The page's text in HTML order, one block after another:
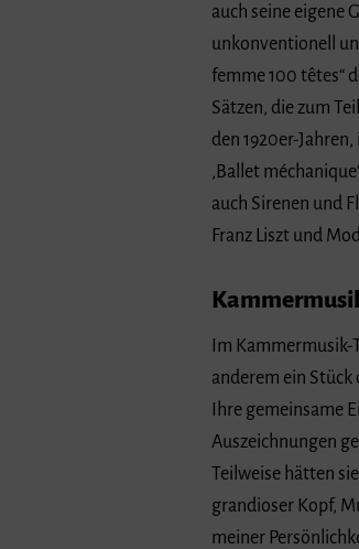
auch seine eigene
unkonventionell
femme 100 têtes“
Sätzen, die zum
den 1920er-
‚Ballet
auch Sirenen und
Franz Liszt und
Im
anderem ein Stück
Ihre gemeinsame
Auszeichnungen
Teilweise hätten
grandioser Kopf,
meiner